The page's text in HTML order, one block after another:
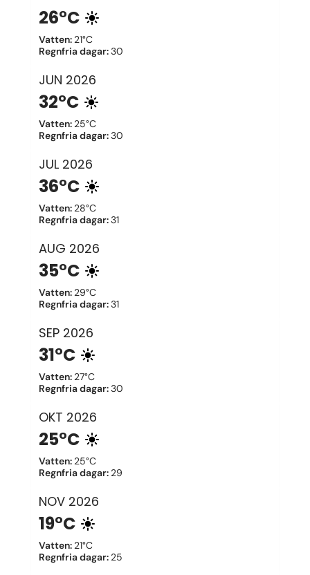
26°C
Vatten: 21°C
Regnfria dagar:30
JUN 2026
32°C
Vatten: 25°C
Regnfria dagar:30
JUL 2026
36°C
Vatten: 28°C
Regnfria dagar:31
AUG 2026
35°C
Vatten: 29°C
Regnfria dagar:31
SEP 2026
31°C
Vatten: 27°C
Regnfria dagar:30
OKT 2026
25°C
Vatten: 25°C
Regnfria dagar: 29
NOV 2026
19°C
Vatten: 21°C
Regnfria dagar: 25